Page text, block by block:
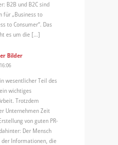
B2B und B2C sind
für „Business to
to Consumer“. Das
es um die […]
Bilder
wesentlicher Teil des
wichtiges
Trotzdem
Unternehmen Zeit
von guten PR-
Der Mensch
Informationen, die